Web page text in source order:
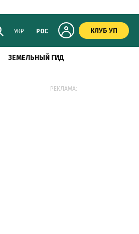
УКР РОС КЛУБ УП
ЗЕМЕЛЬНЫЙ ГИД
РЕКЛАМА: